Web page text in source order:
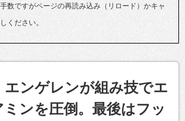
数ですがページの再読み込み（リロード）かキャ
ください。
エンゲレンが組み技でエ
ンを圧倒。最後はフッ